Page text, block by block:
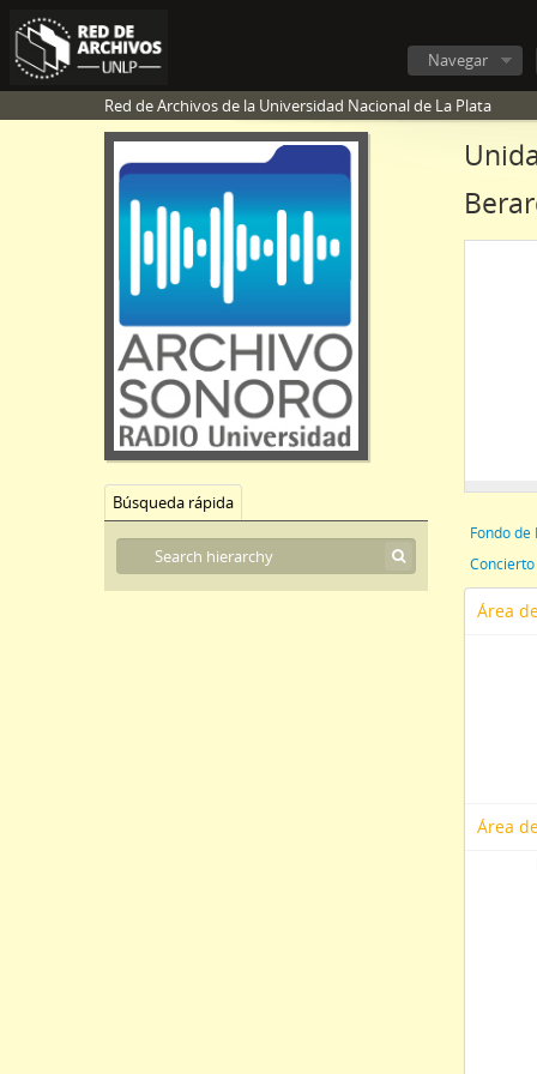
Navegar
Red de Archivos de la Universidad Nacional de La Plata
Búsqueda rápida
Fondo de
Área
Área